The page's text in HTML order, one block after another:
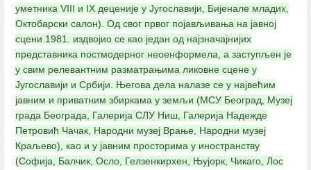
уметника VIII и IX деценије у Југославији, Бијенале младих,
Октобарски салон). Од свог првог појављивања на јавној
сцени 1981. издвојио се као један од најзначајнијих
представника постмодерног неоенформела, а заступљен је
у свим релевантним разматрањима ликовне сцене у
Југославији и Србији. Његова дела налазе се у највећим
јавним и приватним збиркама у земљи (МСУ Београд, Музеј
града Београда, Галерија СЛУ Ниш, Галерија Надежде
Петровић Чачак, Народни музеј Врање, Народни музеј
Краљево), као и у јавним просторима у иностранству
(Софија, Балчик, Осло, Гелзенкирхен, Њујорк, Чикаго, Лос